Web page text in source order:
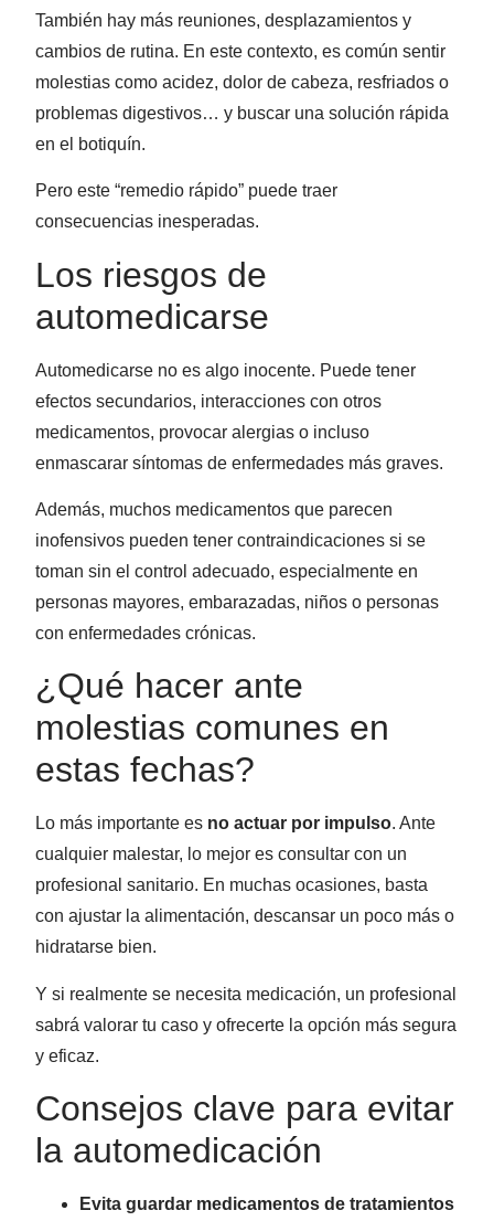
También hay más reuniones, desplazamientos y
cambios de rutina. En este contexto, es común sentir
molestias como acidez, dolor de cabeza, resfriados o
problemas digestivos… y buscar una solución rápida
en el botiquín.
Pero este “remedio rápido” puede traer
consecuencias inesperadas.
Los riesgos de
automedicarse
Automedicarse no es algo inocente. Puede tener
efectos secundarios, interacciones con otros
medicamentos, provocar alergias o incluso
enmascarar síntomas de enfermedades más graves.
Además, muchos medicamentos que parecen
inofensivos pueden tener contraindicaciones si se
toman sin el control adecuado, especialmente en
personas mayores, embarazadas, niños o personas
con enfermedades crónicas.
¿Qué hacer ante
molestias comunes en
estas fechas?
Lo más importante es no actuar por impulso. Ante
cualquier malestar, lo mejor es consultar con un
profesional sanitario. En muchas ocasiones, basta
con ajustar la alimentación, descansar un poco más o
hidratarse bien.
Y si realmente se necesita medicación, un profesional
sabrá valorar tu caso y ofrecerte la opción más segura
y eficaz.
Consejos clave para evitar
la automedicación
Evita guardar medicamentos de tratamientos